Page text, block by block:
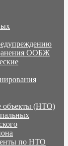
ООБЖ
объекты (НТО)
по НТО